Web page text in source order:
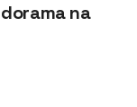
na